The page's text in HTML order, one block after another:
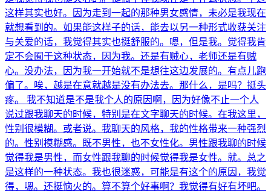
这样其实也好。因为走到一起的那种男女感情，未必是我现在
就想看到的。如果能这样子的话，能去以另一种形式收获关注
与关爱的话，我觉得其实也挺舒服的。嗯，但是我。觉得我肯
定不会囿于这种状态，因为我。还是有贼心，老师还是有贼
心。没办法，因为我一开始就不是想往这边发展的。有点儿跑
偏了。唉，越是在意就越是没有办法去。那什么，是吗？挺头
疼。 我不知道是不是我个人的原因啊，因为好像不止一个人
说过跟我聊天的时候，特别是在文字聊天的时候。在我这里，
性别很模糊。或者说。我聊天的风格，我的性格带来一种强烈
的。性别模糊感。既不男性，也不女性化。男性跟我聊的时候
觉得我是男性，而女性跟我聊的时候觉得我是女性。就。总之
是这样的一种状态。我也很迷惑，可能是有这个的原因，我觉
得，嗯。还挺恼火的。算不算个好事啊？我觉得有好有坏吧。